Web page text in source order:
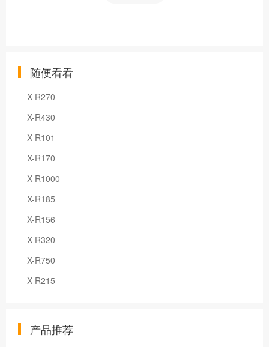
随便看看
X-R270
X-R430
X-R101
X-R170
X-R1000
X-R185
X-R156
X-R320
X-R750
X-R215
产品推荐